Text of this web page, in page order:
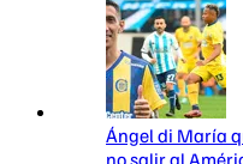
Ángel di María
no salir al